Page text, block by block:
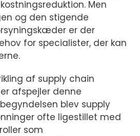
Men
og den stigende
er der
for specialister, der kan
af supply chain
afspejler denne
blev supply
ofte ligestillet med
som